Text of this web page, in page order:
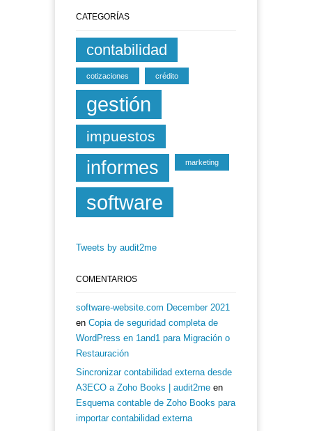
CATEGORÍAS
contabilidad
cotizaciones crédito
gestión
impuestos
informes marketing
software
Tweets by audit2me
COMENTARIOS
software-website.com December 2021
en Copia de seguridad completa de
WordPress en 1and1 para Migración o
Restauración
Sincronizar contabilidad externa desde
A3ECO a Zoho Books | audit2me en
Esquema contable de Zoho Books para
importar contabilidad externa